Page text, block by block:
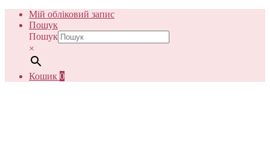
Мій обліковий запис
Пошук
Пошук
×
Кошик 0